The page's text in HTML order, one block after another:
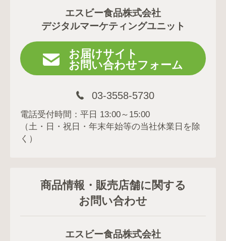
エスビー食品株式会社
デジタルマーケティングユニット
お届けサイト
お問い合わせフォーム
03-3558-5730
電話受付時間：平日 13:00～15:00
（土・日・祝日・年末年始等の当社休業日を除
く）
商品情報・販売店舗に関する
お問い合わせ
エスビー食品株式会社